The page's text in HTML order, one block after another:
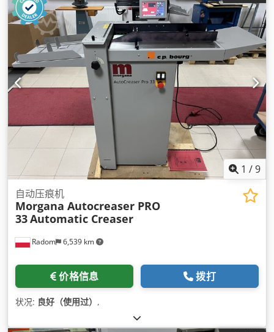
1 /9
Radom 6,539 km
自动压痕机
Morgana Autocreaser PRO
33Automatic Creaser
价格信息 拨打
状况: 良好（使用过） ,